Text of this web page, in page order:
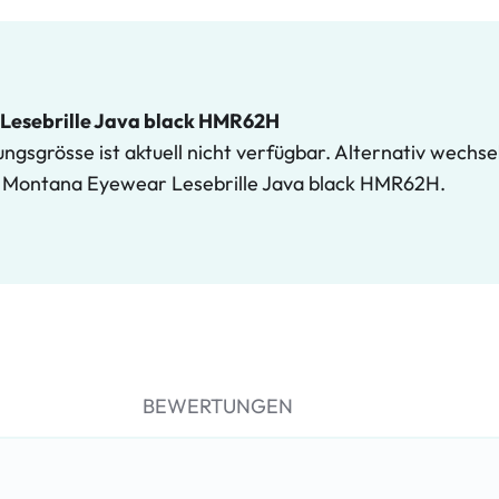
Java black HMR62H
ist aktuell nicht verfügbar. Alternativ
Eyewear Lesebrille Java black HMR62H.
BEWERTUNGEN